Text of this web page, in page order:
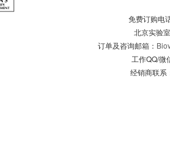
免费订购电
北京实验
订单及咨询邮箱：
工作QQ/微
经销商联系